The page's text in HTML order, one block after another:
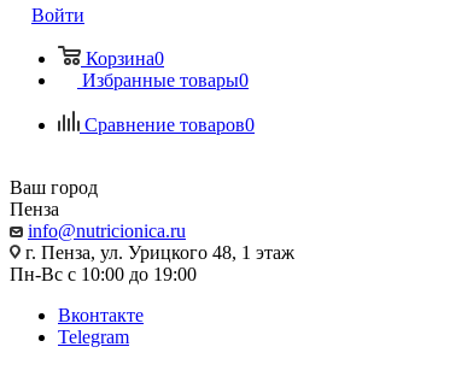
Войти
Корзина0
Избранные товары0
Сравнение товаров0
Ваш город
Пенза
info@nutricionica.ru
г. Пенза, ул. Урицкого 48, 1 этаж
Пн-Вс с 10:00 до 19:00
Вконтакте
Telegram